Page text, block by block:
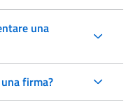
una
firma?